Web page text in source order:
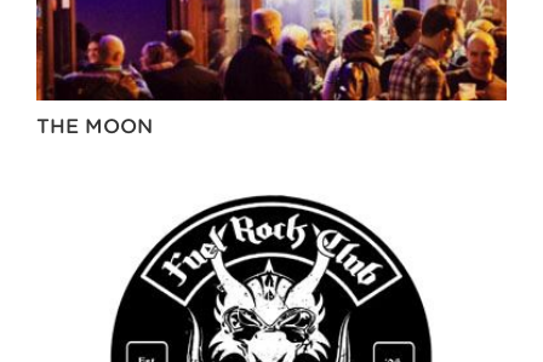
THE MOON